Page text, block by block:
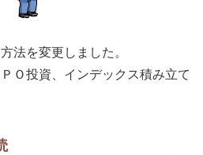
法を変更しました。
Ｏ投資、インデックス積み立て